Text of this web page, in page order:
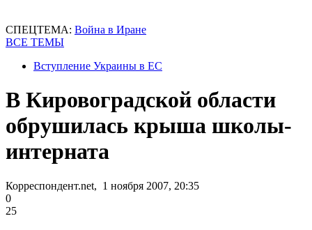
СПЕЦТЕМА: Война в Иране
ВСЕ ТЕМЫ
Вступление Украины в ЕС
В Кировоградской области
обрушилась крыша школы-
интерната
Корреспондент.net, 1 ноября 2007, 20:35
0
25